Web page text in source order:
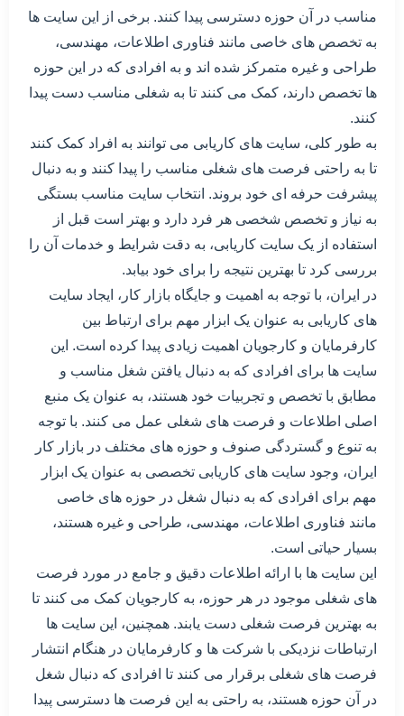
مناسب در آن حوزه دسترسی پیدا کنند. برخی از این سایت ها
به تخصص های خاصی مانند فناوری اطلاعات، مهندسی،
طراحی و غیره متمرکز شده اند و به افرادی که در این حوزه
ها تخصص دارند، کمک می کنند تا به شغلی مناسب دست پیدا
کنند.
به طور کلی، سایت های کاریابی می توانند به افراد کمک کنند
تا به راحتی فرصت های شغلی مناسب را پیدا کنند و به دنبال
پیشرفت حرفه ای خود بروند. انتخاب سایت مناسب بستگی
به نیاز و تخصص شخصی هر فرد دارد و بهتر است قبل از
استفاده از یک سایت کاریابی، به دقت شرایط و خدمات آن را
بررسی کرد تا بهترین نتیجه را برای خود بیابد.
در ایران، با توجه به اهمیت و جایگاه بازار کار، ایجاد سایت
های کاریابی به عنوان یک ابزار مهم برای ارتباط بین
کارفرمایان و کارجویان اهمیت زیادی پیدا کرده است. این
سایت ها برای افرادی که به دنبال یافتن شغل مناسب و
مطابق با تخصص و تجربیات خود هستند، به عنوان یک منبع
اصلی اطلاعات و فرصت های شغلی عمل می کنند. با توجه
به تنوع و گستردگی صنوف و حوزه های مختلف در بازار کار
ایران، وجود سایت های کاریابی تخصصی به عنوان یک ابزار
مهم برای افرادی که به دنبال شغل در حوزه های خاصی
مانند فناوری اطلاعات، مهندسی، طراحی و غیره هستند،
بسیار حیاتی است.
این سایت ها با ارائه اطلاعات دقیق و جامع در مورد فرصت
های شغلی موجود در هر حوزه، به کارجویان کمک می کنند تا
به بهترین فرصت شغلی دست یابند. همچنین، این سایت ها
ارتباطات نزدیکی با شرکت ها و کارفرمایان در هنگام انتشار
فرصت های شغلی برقرار می کنند تا افرادی که دنبال شغل
در آن حوزه هستند، به راحتی به این فرصت ها دسترسی پیدا